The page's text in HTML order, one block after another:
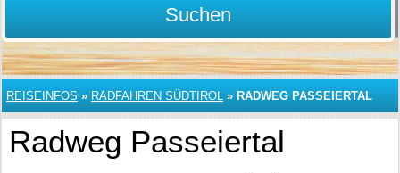
Suchen
REISEINFOS » RADFAHREN SÜDTIROL » RADWEG PASSEIERTAL
Radweg Passeiertal